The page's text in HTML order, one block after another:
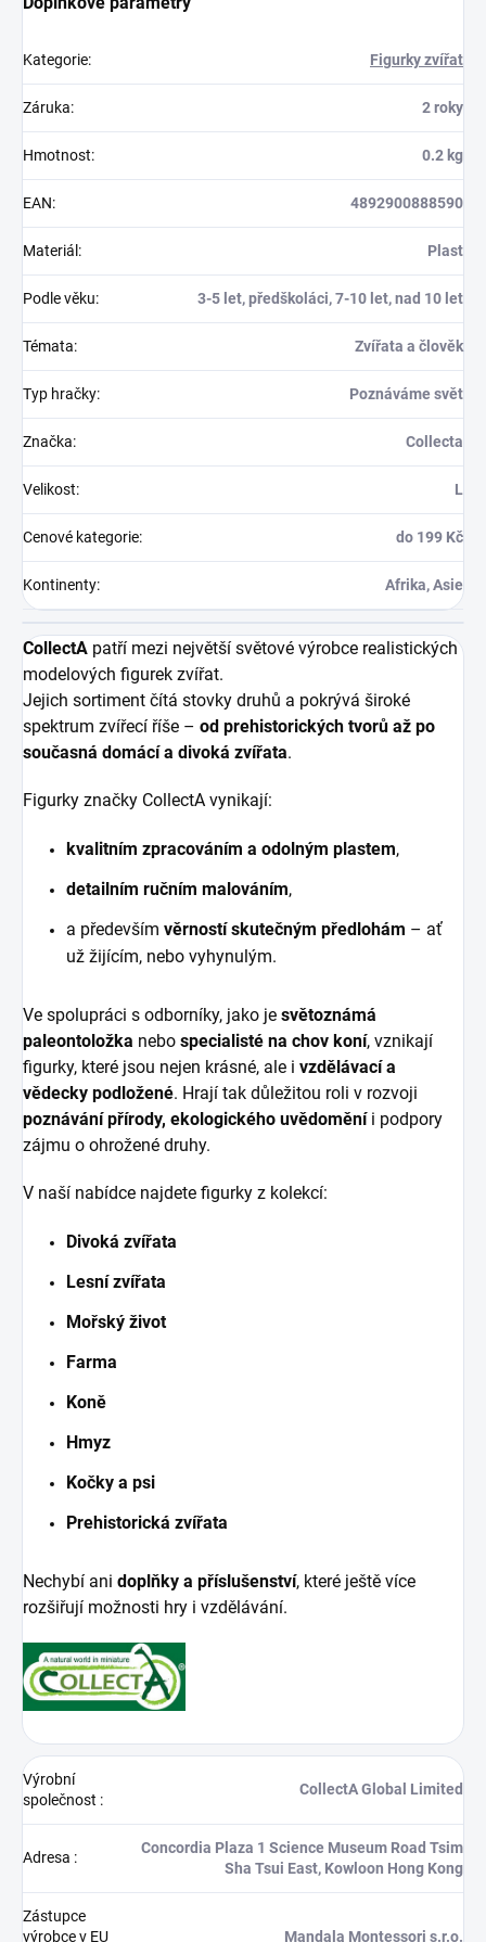
Kategorie: Figurky zvířat
Záruka: 2 roky
Hmotnost: 0.2 kg
EAN: 4892900888590
Materiál : Plast
Podle věku: 3-5 let, předškoláci, 7-10 let, nad 10 let
Témata: Zvířata a člověk
Typ hračky: Poznáváme svět
Značka: Collecta
Velikost: L
Cenové kategorie: do 199 Kč
Kontinenty: Afrika, Asie
CollectA patří mezi největší světové výrobce realistických
modelových figurek zvířat.
Jejich sortiment čítá stovky druhů a pokrývá široké
spektrum zvířecí říše – od prehistorických tvorů až po
současná domácí a divoká zvířata.
Figurky značky CollectA vynikají:
kvalitním zpracováním a odolným plastem,
detailním ručním malováním,
a především věrností skutečným předlohám – ať
už žijícím, nebo vyhynulým.
Ve spolupráci s odborníky, jako je světoznámá
paleontoložka nebo specialisté na chov koní, vznikají
figurky, které jsou nejen krásné, ale i vzdělávací a
vědecky podložené. Hrají tak důležitou roli v rozvoji
poznávání přírody, ekologického uvědoměníi podpory
zájmu o ohrožené druhy.
V naší nabídce najdete figurky z kolekcí:
Divoká zvířata
Lesní zvířata
Mořský život
Farma
Koně
Hmyz
Kočky a psi
Prehistorická zvířata
Nechybí ani doplňky a příslušenství, které ještě více
rozšiřují možnosti hry i vzdělávání.
Výrobní
společnost :
CollectA Global Limited
Adresa :
Concordia Plaza 1 Science Museum Road Tsim
Sha Tsui East, Kowloon Hong Kong
Zástupce
výrobce v EU
Mandala Montessori s.r.o.